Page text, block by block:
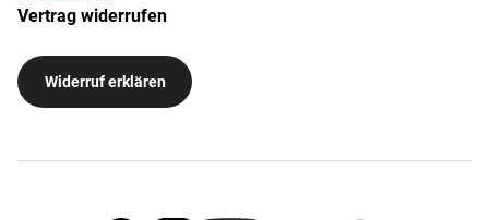
Vertrag widerrufen
Widerruf erklären